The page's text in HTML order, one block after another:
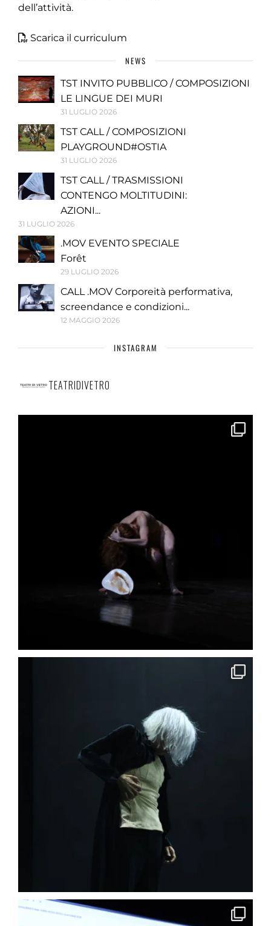
dell’attività.
Scarica il curriculum
NEWS
TST INVITO PUBBLICO / COMPOSIZIONI
LE LINGUE DEI MURI
31 LUGLIO 2026
TST CALL / COMPOSIZIONI
PLAYGROUND#OSTIA
31 LUGLIO 2026
TST CALL / TRASMISSIONI
CONTENGO MOLTITUDINI:
AZIONI...
31 LUGLIO 2026
.MOV EVENTO SPECIALE
Forêt
29 LUGLIO 2026
CALL .MOV Corporeità performativa,
screendance e condizioni...
12 MAGGIO 2026
INSTAGRAM
TEATRIDIVETRO